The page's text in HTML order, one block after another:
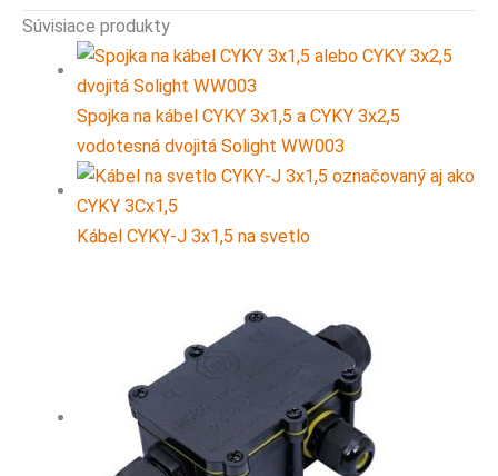
Súvisiace produkty
Spojka na kábel CYKY 3x1,5 a CYKY 3x2,5
vodotesná dvojitá Solight WW003
Kábel CYKY-J 3x1,5 na svetlo